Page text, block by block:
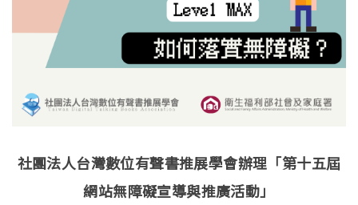
社團法人台灣數位有聲書推展學會辦理「第十五屆
網站無障礙宣導與推廣活動」